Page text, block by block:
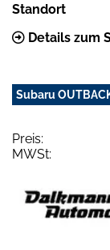
Standort
Details zum
Subaru
Preis:
MWSt: